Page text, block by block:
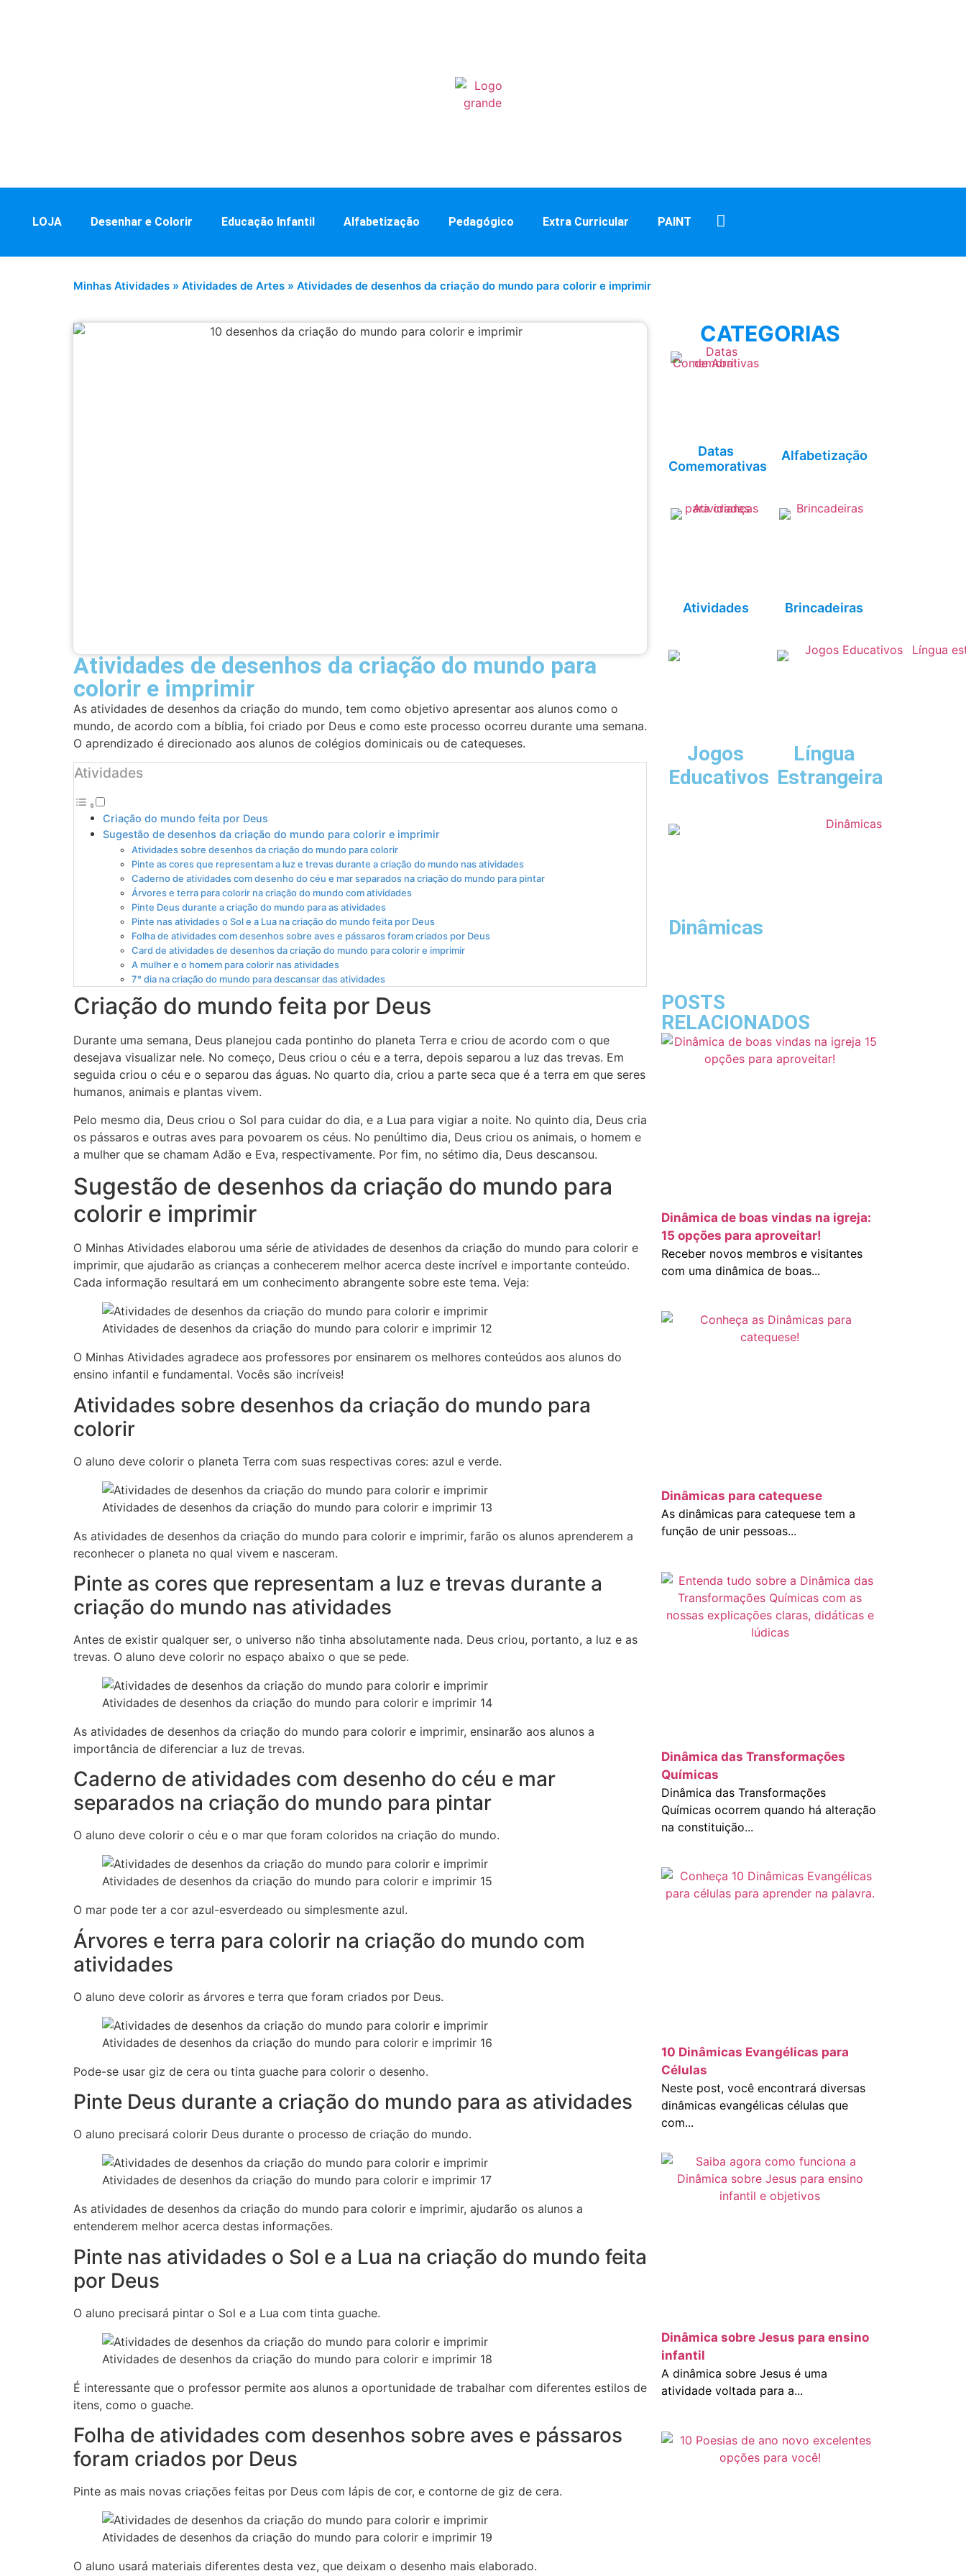
LOJA Desenhar e Colorir Educação Infantil Alfabetização Pedagógico Extra Curricular PAINT
Minhas Atividades » Atividades de Artes » Atividades de desenhos da criação do mundo para colorir e imprimir
Atividades de desenhos da criação do mundo para
colorir e imprimir
As atividades de desenhos da criação do mundo, tem como objetivo apresentar aos alunos como o
mundo, de acordo com a bíblia, foi criado por Deus e como este processo ocorreu durante uma semana.
O aprendizado é direcionado aos alunos de colégios dominicais ou de catequeses.
Atividades
Criação do mundo feita por Deus
Sugestão de desenhos da criação do mundo para colorir e imprimir
Atividades sobre desenhos da criação do mundo para colorir
Pinte as cores que representam a luz e trevas durante a criação do mundo nas atividades
Caderno de atividades com desenho do céu e mar separados na criação do mundo para pintar
Árvores e terra para colorir na criação do mundo com atividades
Pinte Deus durante a criação do mundo para as atividades
Pinte nas atividades o Sol e a Lua na criação do mundo feita por Deus
Folha de atividades com desenhos sobre aves e pássaros foram criados por Deus
Card de atividades de desenhos da criação do mundo para colorir e imprimir
A mulher e o homem para colorir nas atividades
7° dia na criação do mundo para descansar das atividades
Criação do mundo feita por Deus
Durante uma semana, Deus planejou cada pontinho do planeta Terra e criou de acordo com o que
desejava visualizar nele. No começo, Deus criou o céu e a terra, depois separou a luz das trevas. Em
seguida criou o céu e o separou das águas. No quarto dia, criou a parte seca que é a terra em que seres
humanos, animais e plantas vivem.
Pelo mesmo dia, Deus criou o Sol para cuidar do dia, e a Lua para vigiar a noite. No quinto dia, Deus cria
os pássaros e outras aves para povoarem os céus. No penúltimo dia, Deus criou os animais, o homem e
a mulher que se chamam Adão e Eva, respectivamente. Por fim, no sétimo dia, Deus descansou.
Sugestão de desenhos da criação do mundo para
colorir e imprimir
O Minhas Atividades elaborou uma série de atividades de desenhos da criação do mundo para colorir e
imprimir, que ajudarão as crianças a conhecerem melhor acerca deste incrível e importante conteúdo.
Cada informação resultará em um conhecimento abrangente sobre este tema. Veja:
Atividades de desenhos da criação do mundo para colorir e imprimir 12
O Minhas Atividades agradece aos professores por ensinarem os melhores conteúdos aos alunos do
ensino infantil e fundamental. Vocês são incríveis!
Atividades sobre desenhos da criação do mundo para
colorir
O aluno deve colorir o planeta Terra com suas respectivas cores: azul e verde.
Atividades de desenhos da criação do mundo para colorir e imprimir 13
As atividades de desenhos da criação do mundo para colorir e imprimir, farão os alunos aprenderem a
reconhecer o planeta no qual vivem e nasceram.
Pinte as cores que representam a luz e trevas durante a
criação do mundo nas atividades
Antes de existir qualquer ser, o universo não tinha absolutamente nada. Deus criou, portanto, a luz e as
trevas. O aluno deve colorir no espaço abaixo o que se pede.
Atividades de desenhos da criação do mundo para colorir e imprimir 14
As atividades de desenhos da criação do mundo para colorir e imprimir, ensinarão aos alunos a
importância de diferenciar a luz de trevas.
Caderno de atividades com desenho do céu e mar
separados na criação do mundo para pintar
O aluno deve colorir o céu e o mar que foram coloridos na criação do mundo.
Atividades de desenhos da criação do mundo para colorir e imprimir 15
O mar pode ter a cor azul-esverdeado ou simplesmente azul.
Árvores e terra para colorir na criação do mundo com
atividades
O aluno deve colorir as árvores e terra que foram criados por Deus.
Atividades de desenhos da criação do mundo para colorir e imprimir 16
Pode-se usar giz de cera ou tinta guache para colorir o desenho.
Pinte Deus durante a criação do mundo para as atividades
O aluno precisará colorir Deus durante o processo de criação do mundo.
Atividades de desenhos da criação do mundo para colorir e imprimir 17
As atividades de desenhos da criação do mundo para colorir e imprimir, ajudarão os alunos a
entenderem melhor acerca destas informações.
Pinte nas atividades o Sol e a Lua na criação do mundo feita
por Deus
O aluno precisará pintar o Sol e a Lua com tinta guache.
Atividades de desenhos da criação do mundo para colorir e imprimir 18
É interessante que o professor permite aos alunos a oportunidade de trabalhar com diferentes estilos de
itens, como o guache.
Folha de atividades com desenhos sobre aves e pássaros
foram criados por Deus
Pinte as mais novas criações feitas por Deus com lápis de cor, e contorne de giz de cera.
Atividades de desenhos da criação do mundo para colorir e imprimir 19
O aluno usará materiais diferentes desta vez, que deixam o desenho mais elaborado.
CATEGORIAS
Datas
Comemorativas
Alfabetização
Atividades Brincadeiras
Jogos
Educativos
Língua
Estrangeira
Dinâmicas
POSTS
RELACIONADOS
Dinâmica de boas vindas na igreja:
15 opções para aproveitar!
Receber novos membros e visitantes
com uma dinâmica de boas...
Dinâmicas para catequese
As dinâmicas para catequese tem a
função de unir pessoas...
Dinâmica das Transformações
Químicas
Dinâmica das Transformações
Químicas ocorrem quando há alteração
na constituição...
10 Dinâmicas Evangélicas para
Células
Neste post, você encontrará diversas
dinâmicas evangélicas células que
com...
Dinâmica sobre Jesus para ensino
infantil
A dinâmica sobre Jesus é uma
atividade voltada para a...